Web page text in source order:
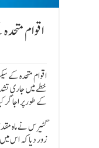
اقوام
اقوام متحدہ کے
خطے میں جاری
کے طور پر اجاگر
گٹیرس نے ماہ
زور دیا کہ اس